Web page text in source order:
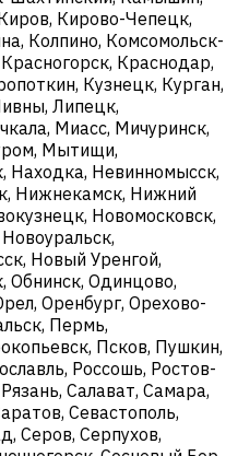
Кирово-Чепецк,
Колпино, Комсомольск-
Краснодар,
Кузнецк, Курган,
Липецк,
Миасс, Мичуринск,
Мытищи,
Находка, Невинномысск,
Нижнекамск, Нижний
Новомосковск,
Новый Уренгой,
Обнинск, Одинцово,
Оренбург, Орехово-
Пермь,
Псков, Пушкин,
Россошь, Ростов-
Салават, Самара,
Севастополь,
Серов, Серпухов,